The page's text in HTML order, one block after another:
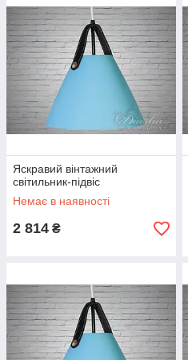
Яскравий вінтажний
світильник-підвіс
Немає в наявності
2 814 ₴